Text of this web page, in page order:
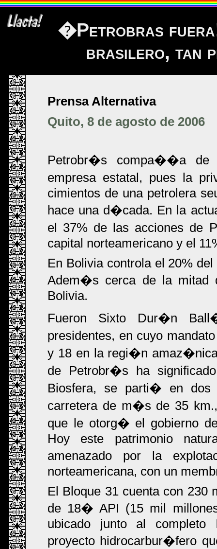
�Petrobras fuera!
brasilero, tan
Prensa Alternativa
Quito, 8 de agosto de 2006
Petrobr�s compa��a de
empresa estatal, pues la
cimientos de una petrolera
hace una d�cada. En la
el 37% de las acciones de
capital norteamericano y el
En Bolivia controla el 20%
Adem�s cerca de la mitad
Bolivia.
Fueron Sixto Dur�n
presidentes, en cuyo
y 18 en la regi�n
de Petrobr�s ha
Biosfera, se parti� en dos
carretera de m�s de 35
que le otorg� el gobierno
Hoy este patrimonio
amenazado por la
norteamericana, con un
El Bloque 31 cuenta con 230
de 18� API (15 mil
ubicado junto al completo
proyecto hidrocarbur�fero